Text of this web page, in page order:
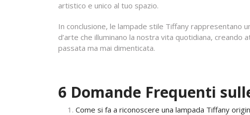
artistico e unico al tuo spazio.
In conclusione, le lampade stile Tiffany rappresentano
d’arte che illuminano la nostra vita quotidiana, creando
passata ma mai dimenticata.
6 Domande Frequenti
Come si fa a riconoscere una lampada Tiffany